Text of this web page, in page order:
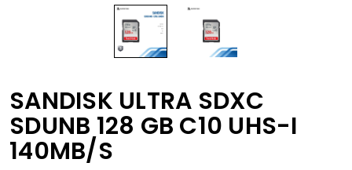
SANDISK ULTRA SDXC
SDUNB 128 GB C10 UHS-I
140MB/S